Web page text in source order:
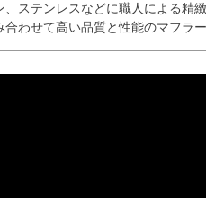
、ステンレスなどに職人による精
合わせて高い品質と性能のマフラ